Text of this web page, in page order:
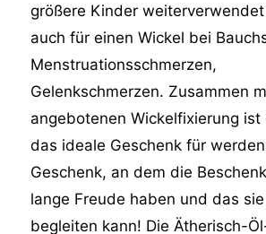
größere Kinder
auch für einen Wickel bei
Menstruationsschmerzen,
Gelenkschmerzen. Zusammen
angebotenen Wickelfixierung ist
das ideale Geschenk für
Geschenk, an dem die
lange Freude haben und das
begleiten kann! Die Ätherisch-